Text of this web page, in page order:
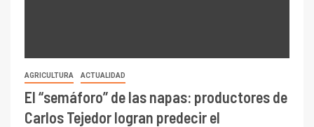
AGRICULTURA ACTUALIDAD
El “semáforo” de las napas: productores de
Carlos Tejedor logran predecir el